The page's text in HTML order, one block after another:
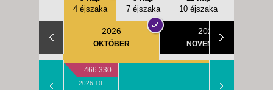
4 éjszaka
7 éjszaka
10 éjszaka
2026
OKTÓBER
2026
NOVEMBER
466.330
2026.10.